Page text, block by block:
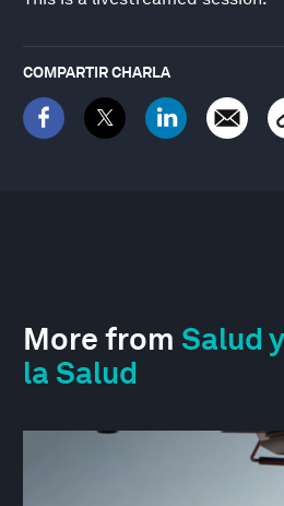
COMPARTIR CHARLA
More from Salud
la Salud